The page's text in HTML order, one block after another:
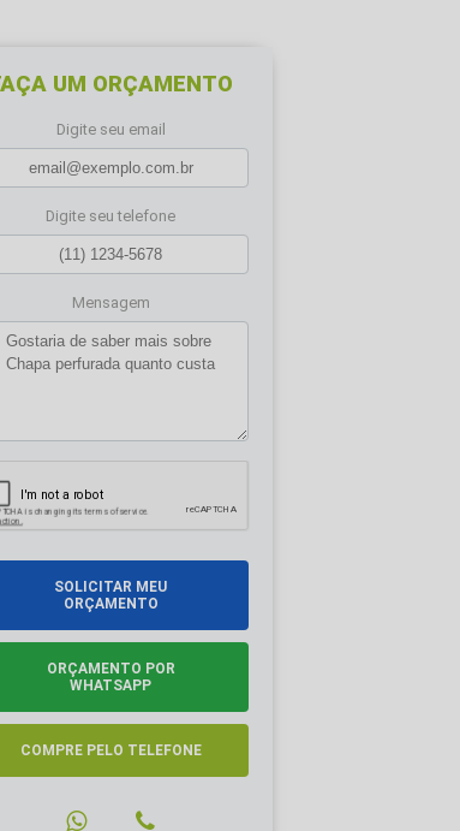
UM ORÇAMENTO
Digite seu email
Digite seu telefone
Mensagem
SOLICITAR MEU
ORÇAMENTO
ORÇAMENTO POR
WHATSAPP
COMPRE PELO TELEFONE